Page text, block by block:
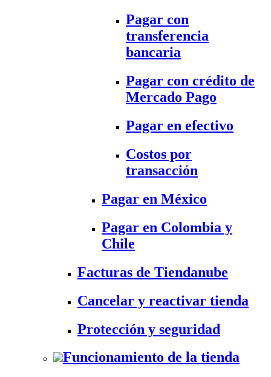
Pagar con
transferencia
bancaria
Pagar con crédito de
Mercado Pago
Pagar en efectivo
Costos por
transacción
Pagar en México
Pagar en Colombia y
Chile
Facturas de Tiendanube
Cancelar y reactivar tienda
Protección y seguridad
Funcionamiento de la tienda